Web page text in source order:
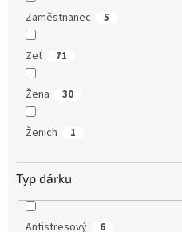
Zaměstnanec 5
Zeť 71
Žena 30
Ženich 1
Typ dárku
Antistresový 6